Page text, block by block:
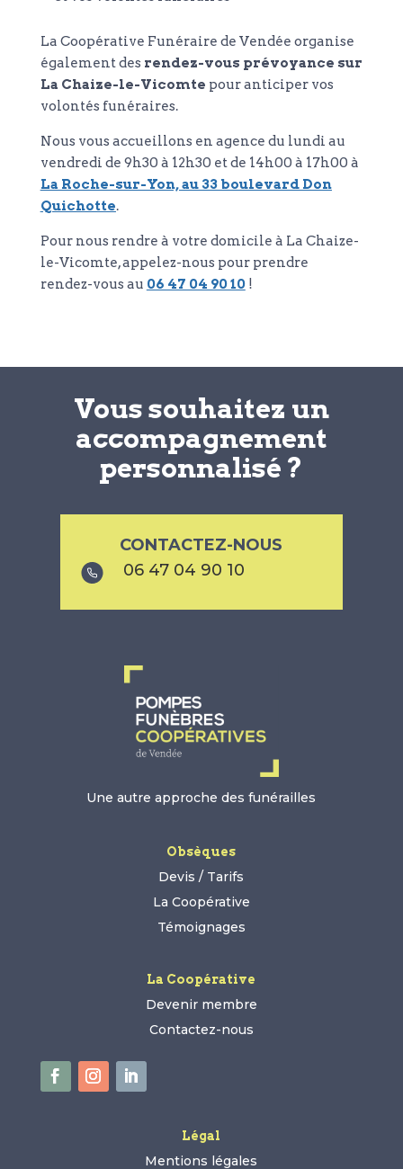
La Coopérative Funéraire de Vendée organise
également des rendez-vous prévoyance sur
La Chaize-le-Vicomte pour anticiper vos
volontés funéraires.
Nous vous accueillons en agence du lundi au
vendredi de 9h30 à 12h30 et de 14h00 à 17h00 à
La Roche-sur-Yon, au 33 boulevard Don
Quichotte.
Pour nous rendre à votre domicile à La Chaize-
le-Vicomte, appelez-nous pour prendre
rendez-vous au 06 47 04 90 10!
Vous souhaitez un
accompagnement
personnalisé ?
CONTACTEZ-NOUS
06 47 04 90 10
Une autre approche des funérailles
Obsèques
Devis / Tarifs
La Coopérative
Témoignages
La Coopérative
Devenir membre
Contactez-nous
Légal
Mentions légales